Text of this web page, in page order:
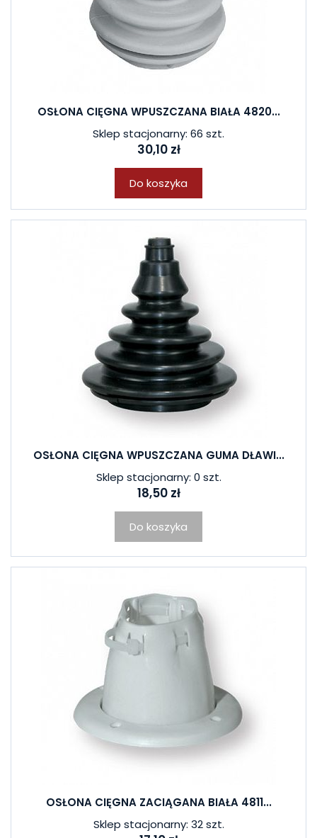
OSŁONA CIĘGNA WPUSZCZANA BIAŁA 4820...
Sklep stacjonarny: 66 szt.
30,10 zł
Do koszyka
OSŁONA CIĘGNA WPUSZCZANA GUMA DŁAWI...
Sklep stacjonarny: 0 szt.
18,50 zł
Do koszyka
OSŁONA CIĘGNA ZACIĄGANA BIAŁA 4811...
Sklep stacjonarny: 32 szt.